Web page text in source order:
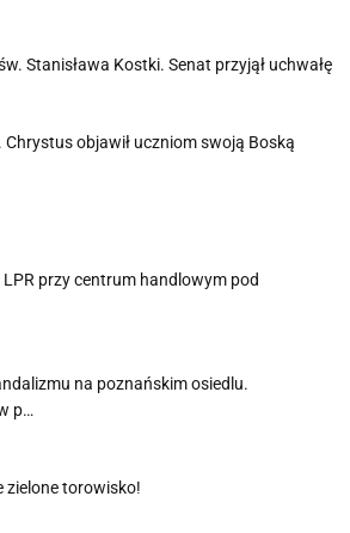
Stanisława Kostki. Senat przyjął uchwałę
Chrystus objawił uczniom swoją Boską
przy centrum handlowym pod
na poznańskim osiedlu.
p…
zielone torowisko!